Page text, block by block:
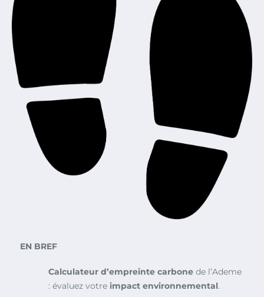
EN BREF
Calculateur d’empreinte carbone de l’Ademe
: évaluez votre impact environnemental.